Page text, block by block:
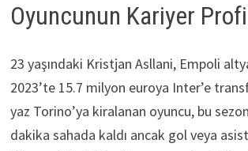
Oyuncunun Kariyer
23 yaşındaki Kristjan Asllani, Empoli
2023’te 15.7 milyon euroya Inter’e
yaz Torino’ya kiralanan oyuncu, bu
dakika sahada kaldı ancak gol veya